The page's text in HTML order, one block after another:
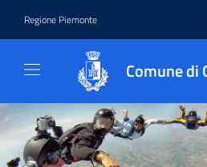
Regione Piemonte
Comune di